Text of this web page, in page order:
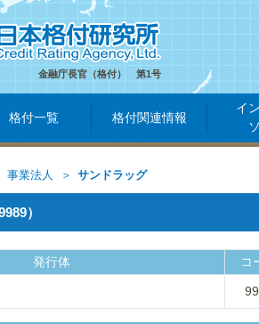
金融庁長官（格付） 第1号
格付一覧 格付関連情報
イ
事業法人 サンドラッグ
）
発行体 コ